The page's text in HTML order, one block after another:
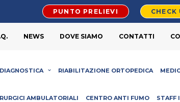
PUNTO PRELIEVI CHECK
NEWS DOVE SIAMO CONTATTI
DIAGNOSTICA RIABILITAZIONE ORTOPEDICA
AMBULATORIALI CENTRO ANTI FUMO STAFF